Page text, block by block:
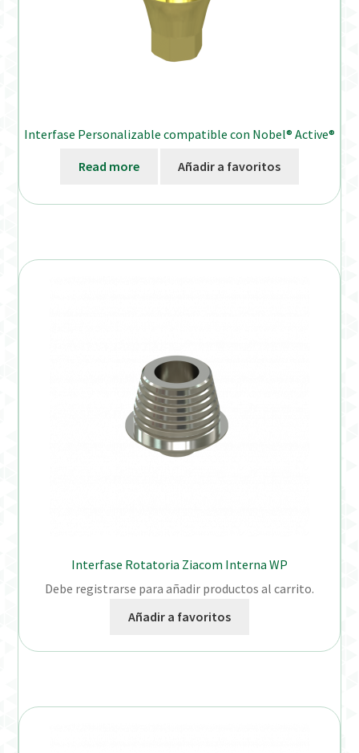
Interfase Personalizable compatible con Nobel® Active®
Read more Añadir a favoritos
Interfase Rotatoria Ziacom Interna WP
Debe registrarse para añadir productos al carrito.
Añadir a favoritos